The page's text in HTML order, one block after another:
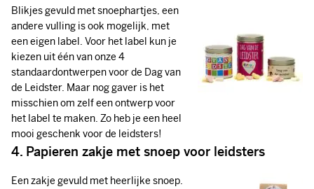
Blikjes gevuld met snoephartjes, een
andere vulling is ook mogelijk, met
een eigen label. Voor het label kun je
kiezen uit één van onze 4
standaardontwerpen voor de Dag van
de Leidster. Maar nog gaver is het
misschien om zelf een ontwerp voor
het label te maken. Zo heb je een heel
mooi geschenk voor de leidsters!
4. Papieren zakje met snoep voor leidsters
Een zakje gevuld met heerlijke snoep.